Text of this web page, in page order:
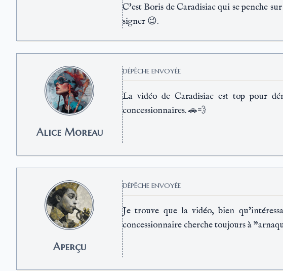
C'est Boris de Caradisiac qui se penche
signer 😉.
Alice Moreau
DÉPÊCHE ENVOYÉE
La vidéo de Caradisiac est top pour
concessionnaires. 🚗💨
Aperçu
DÉPÊCHE ENVOYÉE
Je trouve que la vidéo, bien
concessionnaire cherche toujours à